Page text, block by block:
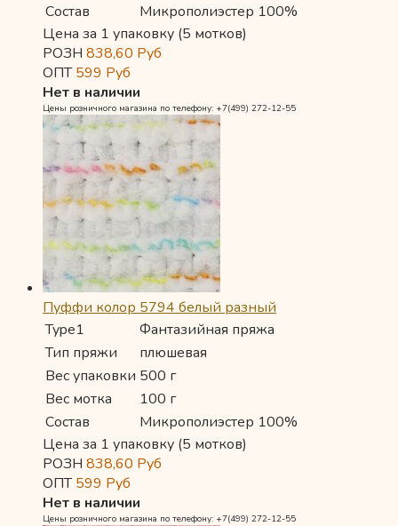
Состав
Микрополиэстер 100%
Цена за 1 упаковку (5 мотков)
РОЗН 838,60 Руб
ОПТ599 Руб
Нет в наличии
Цены розничного магазина по телефону: +7(499) 272-12-55
Пуффи колор 5794 белый разный
Type1
Фантазийная пряжа
Тип пряжи
плюшевая
Вес упаковки 500 г
Вес мотка
100 г
Состав
Микрополиэстер 100%
Цена за 1 упаковку (5 мотков)
РОЗН 838,60 Руб
ОПТ599 Руб
Нет в наличии
Цены розничного магазина по телефону: +7(499) 272-12-55